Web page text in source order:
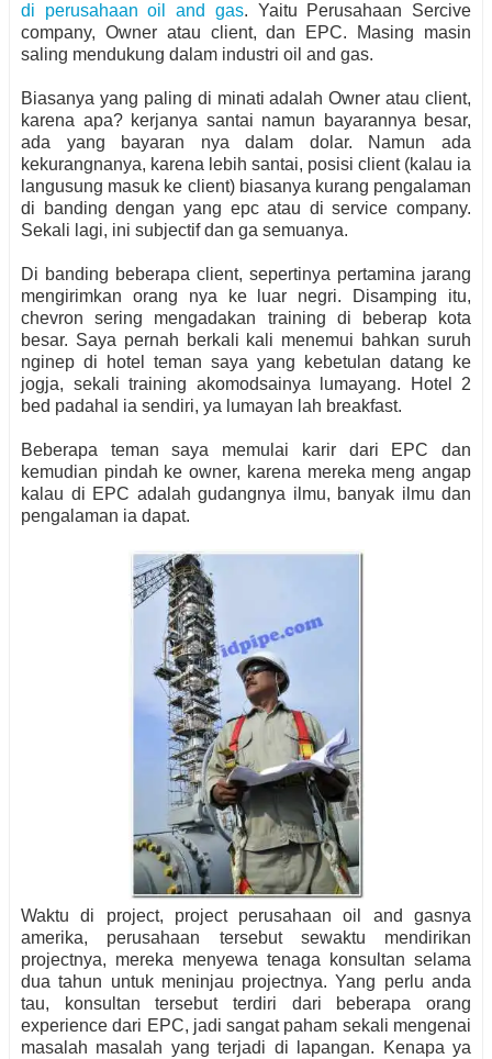
di perusahaan oil and gas. Yaitu Perusahaan Sercive
company, Owner atau client, dan EPC. Masing masin
saling mendukung dalam industri oil and gas.
Biasanya yang paling di minati adalah Owner atau client,
karena apa? kerjanya santai namun bayarannya besar,
ada yang bayaran nya dalam dolar. Namun ada
kekurangnanya, karena lebih santai, posisi client (kalau ia
langusung masuk ke client) biasanya kurang pengalaman
di banding dengan yang epc atau di service company.
Sekali lagi, ini subjectif dan ga semuanya.
Di banding beberapa client, sepertinya pertamina jarang
mengirimkan orang nya ke luar negri. Disamping itu,
chevron sering mengadakan training di beberap kota
besar. Saya pernah berkali kali menemui bahkan suruh
nginep di hotel teman saya yang kebetulan datang ke
jogja, sekali training akomodsainya lumayang. Hotel 2
bed padahal ia sendiri, ya lumayan lah breakfast.
Beberapa teman saya memulai karir dari EPC dan
kemudian pindah ke owner, karena mereka meng angap
kalau di EPC adalah gudangnya ilmu, banyak ilmu dan
pengalaman ia dapat.
Waktu di project, project perusahaan oil and gasnya
amerika, perusahaan tersebut sewaktu mendirikan
projectnya, mereka menyewa tenaga konsultan selama
dua tahun untuk meninjau projectnya. Yang perlu anda
tau, konsultan tersebut terdiri dari beberapa orang
experience dari EPC, jadi sangat paham sekali mengenai
masalah masalah yang terjadi di lapangan. Kenapa ya